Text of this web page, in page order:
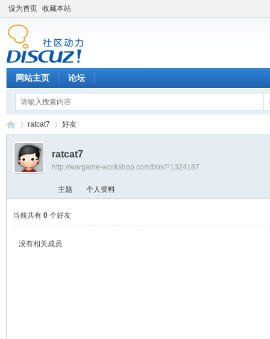
设为首页 收藏本站
网站主页 论坛
›
ratcat7 好友
ratcat7
http://wargame-workshop.com/bbs/?1324187
主题 个人资料
当前共有 0个好友
没有相关成员